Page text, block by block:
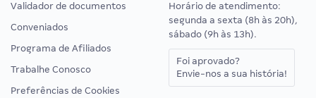
Validador de documentos
Conveniados
Programa de Afiliados
Trabalhe Conosco
Preferências de Cookies
Horário de atendimento:
segunda a sexta (8h às 20h),
sábado (9h às 13h).
Foi aprovado?
Envie-nos a sua história!